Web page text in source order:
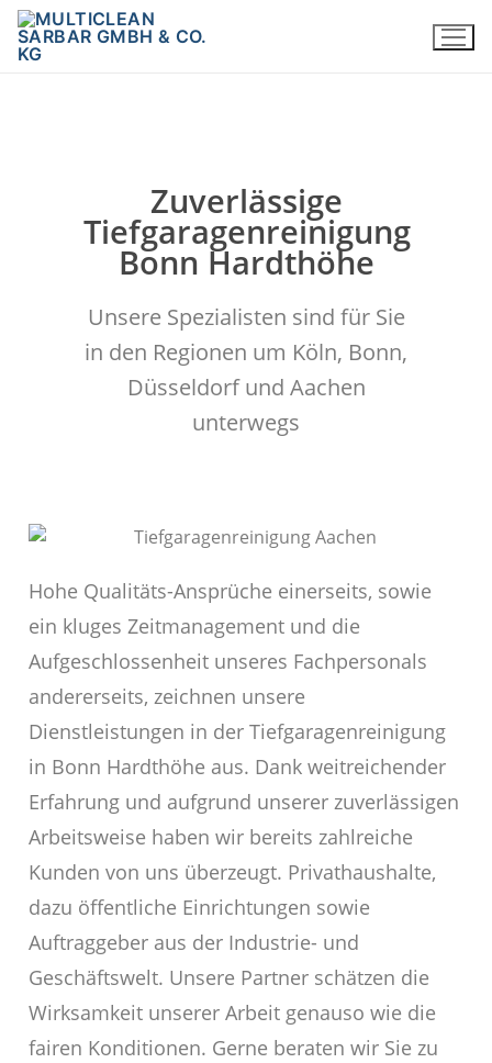
Zuverlässige
Tiefgaragenreinigung
Bonn Hardthöhe
Unsere Spezialisten sind für Sie
in den Regionen um Köln, Bonn,
Düsseldorf und Aachen
unterwegs
Hohe Qualitäts-Ansprüche einerseits, sowie
ein kluges Zeitmanagement und die
Aufgeschlossenheit unseres Fachpersonals
andererseits, zeichnen unsere
Dienstleistungen in der Tiefgaragenreinigung
in Bonn Hardthöhe aus. Dank weitreichender
Erfahrung und aufgrund unserer zuverlässigen
Arbeitsweise haben wir bereits zahlreiche
Kunden von uns überzeugt. Privathaushalte,
dazu öffentliche Einrichtungen sowie
Auftraggeber aus der Industrie- und
Geschäftswelt. Unsere Partner schätzen die
Wirksamkeit unserer Arbeit genauso wie die
fairen Konditionen. Gerne beraten wir Sie zu